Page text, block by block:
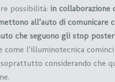
possibilità: in
all’auto di comunicare
che seguono gli stop
come l’illuminotecnica
considerando che